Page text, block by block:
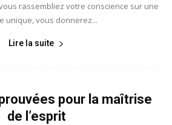
rassembliez votre conscience sur une
unique, vous donnerez...
Lire la suite
pour la maîtrise
de l’esprit